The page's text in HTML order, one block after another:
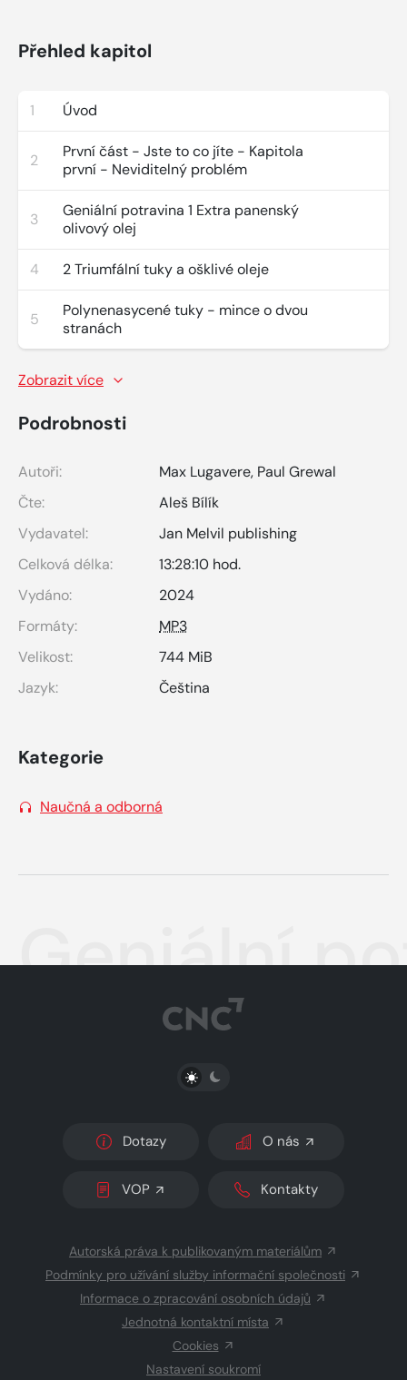
Přehled kapitol
1 Úvod
2
První část - Jste to co jíte - Kapitola
první - Neviditelný problém
3
Geniální potravina 1 Extra panenský
olivový olej
4 2 Triumfální tuky a ošklivé oleje
5
Polynenasycené tuky - mince o dvou
stranách
Zobrazit více
Podrobnosti
Autoři: Max Lugavere, Paul Grewal
Čte:
Aleš Bílík
Vydavatel:
Jan Melvil publishing
Celková délka:
13:28:10 hod.
Vydáno:
2024
Formáty:
MP3
Velikost:
744 MiB
Jazyk:
Čeština
Kategorie
Naučná a odborná
Geniální
PŘEPNOUT SVĚTLÝ/TMAVÝ REŽIM
Dotazy O nás
VOP Kontakty
Autorská práva k publikovaným materiálům
Podmínky pro užívání služby informační společnosti
Informace o zpracování osobních údajů
Jednotná kontaktní místa
Cookies
Nastavení soukromí